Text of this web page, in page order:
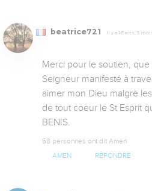
beatrice721 Il y a 16 ans, 3
Merci pour le soutien,
Seigneur manifesté à
aimer mon Dieu malgrè
de tout coeur le St Esprit
BENIS.
58 personnes ont dit Amen
AMEN RÉPONDRE